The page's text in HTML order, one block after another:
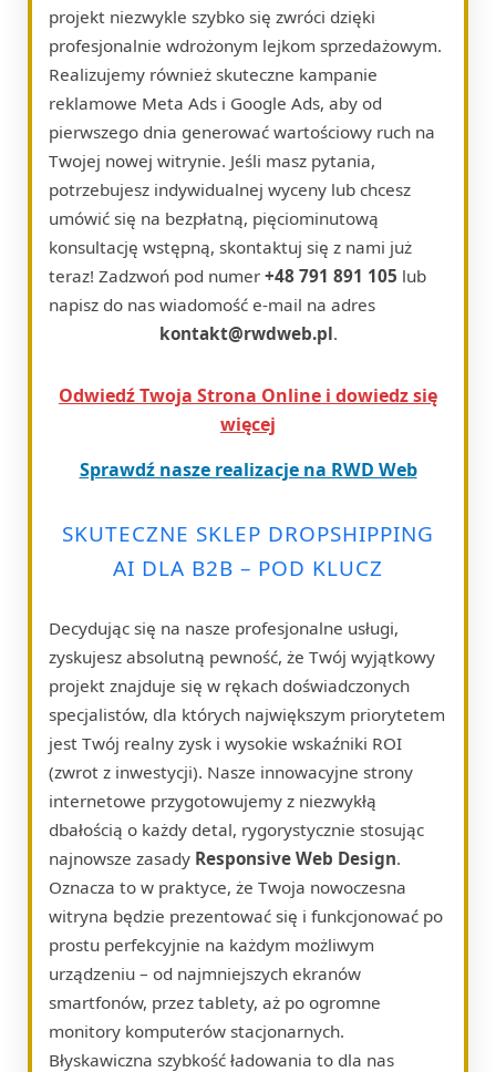
projekt niezwykle szybko się zwróci dzięki
profesjonalnie wdrożonym lejkom sprzedażowym.
Realizujemy również skuteczne kampanie
reklamowe Meta Ads i Google Ads, aby od
pierwszego dnia generować wartościowy ruch na
Twojej nowej witrynie. Jeśli masz pytania,
potrzebujesz indywidualnej wyceny lub chcesz
umówić się na bezpłatną, pięciominutową
konsultację wstępną, skontaktuj się z nami już
teraz! Zadzwoń pod numer +48 791 891 105 lub
napisz do nas wiadomość e-mail na adres
kontakt@rwdweb.pl.
Odwiedź Twoja Strona Online i dowiedz się
więcej
Sprawdź nasze realizacje na RWD Web
SKUTECZNE SKLEP DROPSHIPPING
AI DLA B2B – POD KLUCZ
Decydując się na nasze profesjonalne usługi,
zyskujesz absolutną pewność, że Twój wyjątkowy
projekt znajduje się w rękach doświadczonych
specjalistów, dla których największym priorytetem
jest Twój realny zysk i wysokie wskaźniki ROI
(zwrot z inwestycji). Nasze innowacyjne strony
internetowe przygotowujemy z niezwykłą
dbałością o każdy detal, rygorystycznie stosując
najnowsze zasady Responsive Web Design.
Oznacza to w praktyce, że Twoja nowoczesna
witryna będzie prezentować się i funkcjonować po
prostu perfekcyjnie na każdym możliwym
urządzeniu – od najmniejszych ekranów
smartfonów, przez tablety, aż po ogromne
monitory komputerów stacjonarnych.
Błyskawiczna szybkość ładowania to dla nas